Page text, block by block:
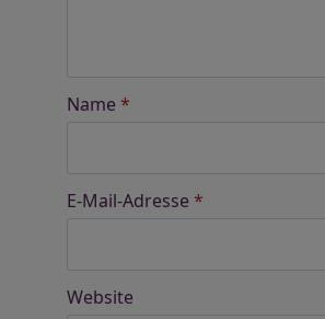
Name *
E-Mail-Adresse *
Website